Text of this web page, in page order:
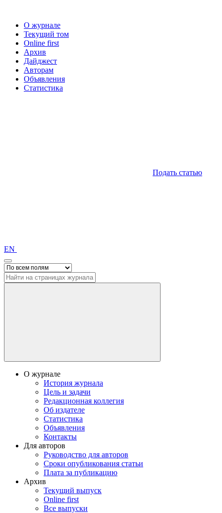
О журнале
Текущий том
Online first
Архив
Дайджест
Авторам
Объявления
Статистика
Подать статью
EN
О журнале
История журнала
Цель и задачи
Редакционная коллегия
Об издателе
Статистика
Объявления
Контакты
Для авторов
Руководство для авторов
Сроки опубликования статьи
Плата за публикацию
Архив
Текущий выпуск
Online first
Все выпуски